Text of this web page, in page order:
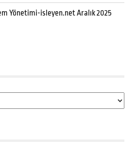
Yönetimi-isleyen.net Aralık 2025